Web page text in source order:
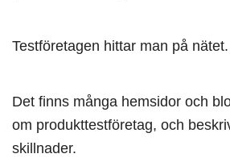
Testföretagen hittar man på nätet.
Det finns många hemsidor och
om produkttestföretag, och
skillnader.